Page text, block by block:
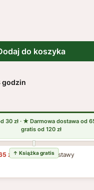
do koszyka
godzin
zł do darmowej dostawy